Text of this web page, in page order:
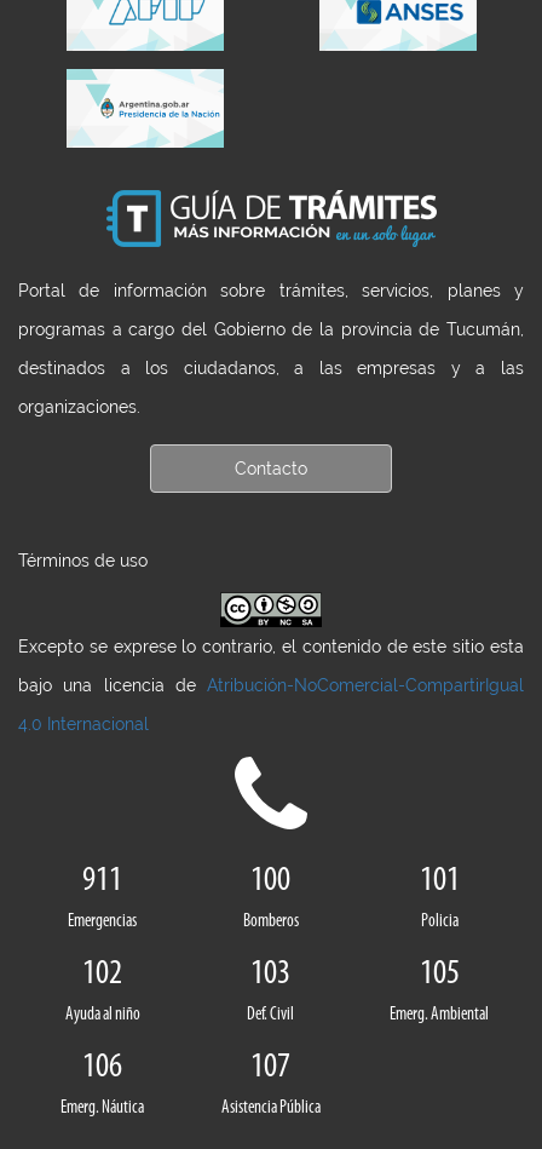
Portal de información sobre trámites, servicios, planes y
programas a cargo del Gobierno de la provincia de Tucumán,
destinados a los ciudadanos, a las empresas y a las
organizaciones.
Contacto
Términos de uso
Excepto se exprese lo contrario, el contenido de este sitio esta
bajo una licencia de Atribución-NoComercial-CompartirIgual
4.0 Internacional
911
Emergencias
100
Bomberos
101
Policia
102
Ayuda al niño
103
Def. Civil
105
Emerg. Ambiental
106
Emerg. Náutica
107
Asistencia Pública